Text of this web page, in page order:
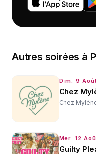
Autres soirées à
Dim. 9 Août
Chez
Chez
Mer. 12
Guilty